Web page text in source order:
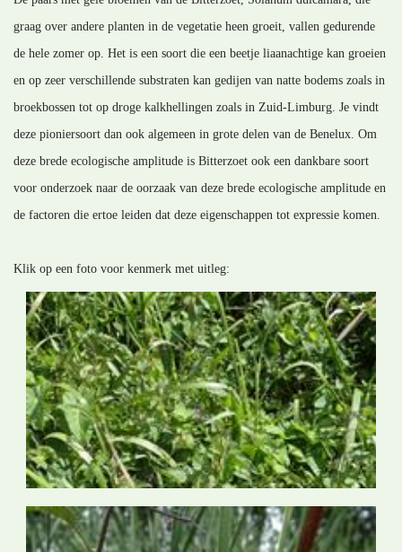
graag over andere planten in de vegetatie heen groeit, vallen gedurende
de hele zomer op. Het is een soort die een beetje liaanachtige kan groeien
en op zeer verschillende substraten kan gedijen van natte bodems zoals in
broekbossen tot op droge kalkhellingen zoals in Zuid-Limburg. Je vindt
deze pioniersoort dan ook algemeen in grote delen van de Benelux. Om
deze brede ecologische amplitude is Bitterzoet ook een dankbare soort
voor onderzoek naar de oorzaak van deze brede ecologische amplitude en
de factoren die ertoe leiden dat deze eigenschappen tot expressie komen.
Klik op een foto voor kenmerk met uitleg: